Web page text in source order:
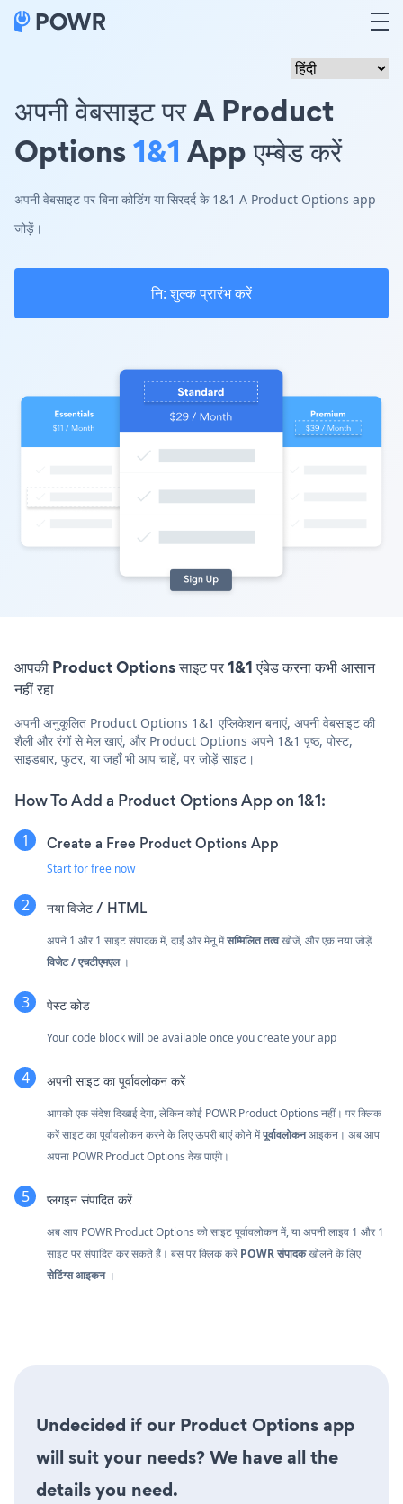
अपनी वेबसाइट पर A Product
Options1&1 App एम्बेड करें
अपनी वेबसाइट पर बिना कोडिंग या सिरदर्द के 1&1 A Product Options app
जोड़ें।
नि: शुल्क प्रारंभ करें
आपकी Product Options साइट पर 1&1 एंबेड करना कभी आसान
नहीं रहा
अपनी अनुकूलित Product Options 1&1 एप्लिकेशन बनाएं, अपनी वेबसाइट की
शैली और रंगों से मेल खाएं, और Product Options अपने 1&1 पृष्ठ, पोस्ट,
साइडबार, फुटर, या जहाँ भी आप चाहें, पर जोड़ें साइट।
How To Add a Product Options App on 1&1:
Create a Free Product Options App
Start for free now
नयाविजेट / HTML
अपने 1 और 1 साइट संपादक में, दाईं ओर मेनू मेंसम्मिलित तत्वखोजें, और एक नया जोड़ें
विजेट / एचटीएमएल।
पेस्ट कोड
Your code block will be available once you create your app
अपनी साइट का पूर्वावलोकन करें
आपको एक संदेश दिखाई देगा, लेकिन कोई POWR Product Options नहीं। पर क्लिक
करेंसाइट का पूर्वावलोकन करने के लिए ऊपरी बाएं कोने मेंपूर्वावलोकनआइकन। अब आप
अपना POWR Product Options देख पाएंगे।
प्लगइन संपादित करें
अब आप POWR Product Options को साइट पूर्वावलोकन में, या अपनी लाइव 1 और 1
साइट पर संपादित कर सकते हैं। बस पर क्लिक करेंPOWR संपादकखोलने के लिए
सेटिंग्स आइकन।
Undecided if our Product Options app
will suit your needs? We have all the
details you need.